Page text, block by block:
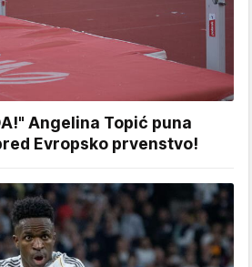
Angelina Topić puna
Evropsko prvenstvo!